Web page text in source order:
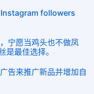
Instagram followers
宁愿当鸡头也不做凤
最佳选择。
告来推广新品并增加自